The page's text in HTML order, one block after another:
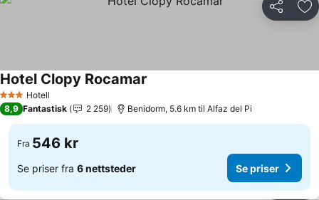
Del
3 StjernerHotell
Hotel Clopy Rocamar
8,9 Fantastisk 2 259 Benidorm, 5.6 km til Alfaz del Pi
Fra 546 kr
Se priser fra 6 nettsteder Se priser